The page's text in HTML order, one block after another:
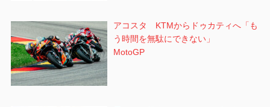
アコスタ KTMからドゥカティへ「も
う時間を無駄にできない」
MotoGP